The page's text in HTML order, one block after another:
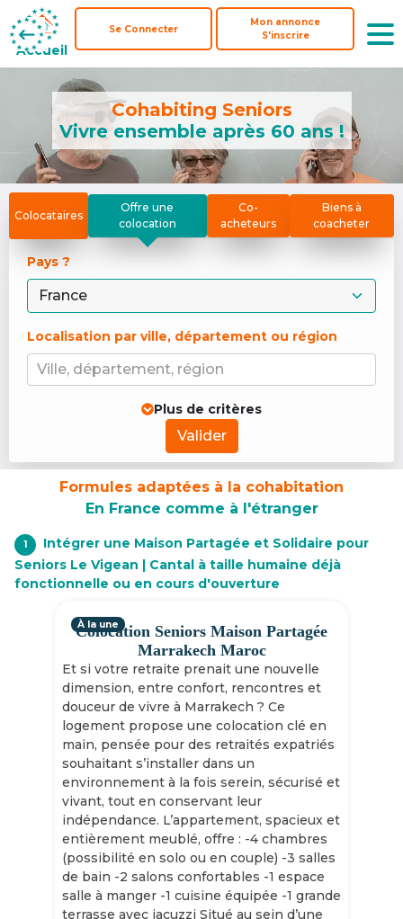
Accueil
Se Connecter
Mon annonce
S'inscrire
Accueil
Se Connecter
Mon annonce
S'inscrire
Cohabiting Seniors
Vivre ensemble après 60 ans !
Colocataires
Offre une
colocation
Co-
acheteurs
Biens à
coacheter
Pays ?
Localisation par ville, département ou région
Ville, département, région
Plus de critères
Valider
Formules adaptées à la cohabitation
En France comme à l'étranger
1
Intégrer une Maison Partagée et Solidaire pour
Seniors Le Vigean | Cantal à taille humaine déjà
fonctionnelle ou en cours d'ouverture
Colocation Seniors Maison Partagée
Marrakech Maroc
Et si votre retraite prenait une nouvelle
dimension, entre confort, rencontres et
douceur de vivre à Marrakech ? Ce
logement propose une colocation clé en
main, pensée pour des retraités expatriés
souhaitant s’installer dans un
environnement à la fois serein, sécurisé et
vivant, tout en conservant leur
indépendance. L’appartement, spacieux et
entièrement meublé, offre : -4 chambres
(possibilité en solo ou en couple) -3 salles
de bain -2 salons confortables -1 espace
salle à manger -1 cuisine équipée -1 grande
terrasse avec jacuzzi Situé au sein d’une
À la une